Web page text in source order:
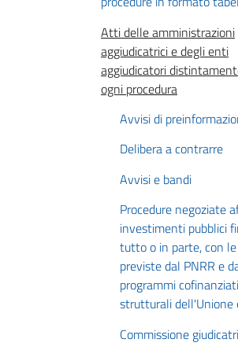
Atti delle amministrazioni
aggiudicatrici e degli enti
aggiudicatori
ogni procedura
Avvisi di
Delibera a contrarre
Avvisi e bandi
Procedure negoziate
investimenti pubblici
tutto o in parte, con
previste dal PNRR e
programmi
strutturali dell'Unione
Commissione